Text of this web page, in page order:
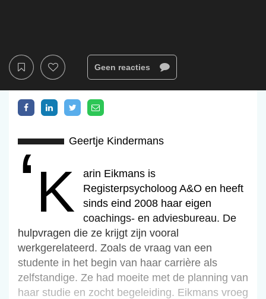
Geen reacties
Geertje Kindermans
‘k
‘Karin Eikmans is
Registerpsycholoog A&O en heeft
sinds eind 2008 haar eigen
coachings- en adviesbureau. De
hulpvragen die ze krijgt zijn vooral
werkgerelateerd. Zoals de vraag van een
studente in het begin van haar carrière als
zelfstandige. Ze had moeite met de planning van
haar studie en zocht begeleiding. Eikmans vroeg